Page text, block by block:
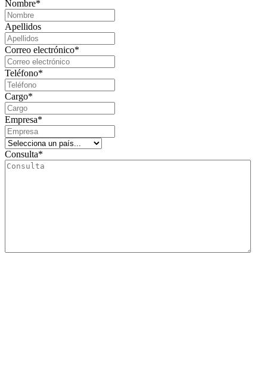
Nombre*
Apellidos
Correo electrónico*
Teléfono*
Cargo*
Empresa*
Consulta*